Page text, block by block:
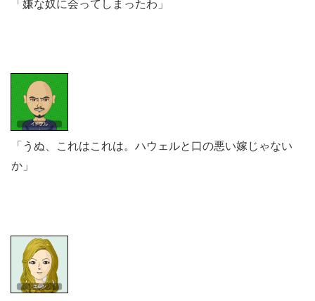
「嫌な奴に会ってしまったわ」
「うぬ、これはこれは。ハウェルと口の悪い嫁じゃない
か」